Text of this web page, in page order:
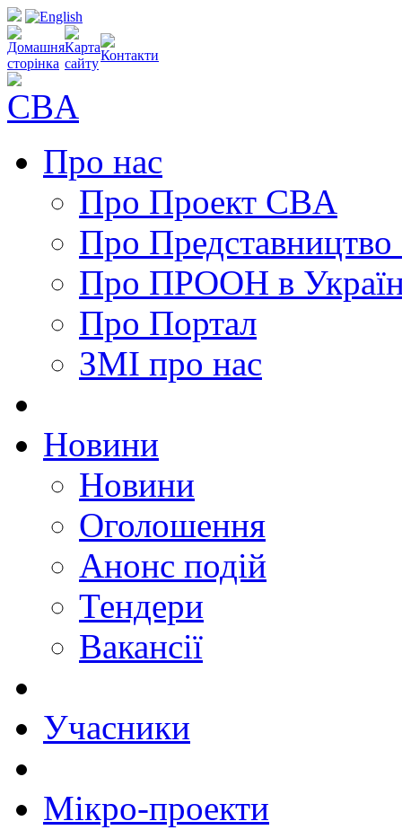
Про нас
Про Проект CBA
Про
Про ПРООН в
Про Портал
ЗМІ про нас
Новини
Новини
Оголошення
Анонс подій
Тендери
Вакансії
Учасники
Мікро-проекти